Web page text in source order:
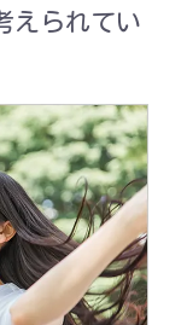
えられてい